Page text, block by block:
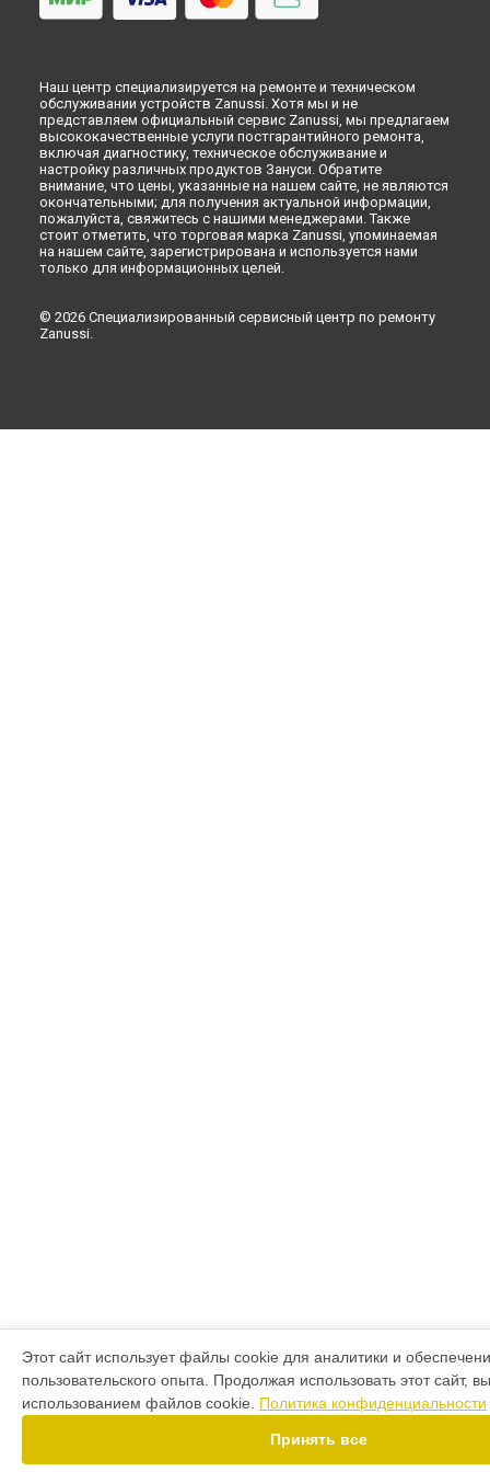
Наш центр специализируется на ремонте и техническом
обслуживании устройств Zanussi. Хотя мы и не
представляем официальный сервис Zanussi, мы предлагаем
высококачественные услуги постгарантийного ремонта,
включая диагностику, техническое обслуживание и
настройку различных продуктов Зануси. Обратите
внимание, что цены, указанные на нашем сайте, не являются
окончательными; для получения актуальной информации,
пожалуйста, свяжитесь с нашими менеджерами. Также
стоит отметить, что торговая марка Zanussi, упоминаемая
на нашем сайте, зарегистрирована и используется нами
только для информационных целей.
© 2026 Специализированный сервисный центр по ремонту
Zanussi.
Этот сайт использует файлы cookie для аналитики и
пользовательского опыта. Продолжая использовать этот сайт,
использованием файлов cookie. Политика конфиденциальности
Принять все